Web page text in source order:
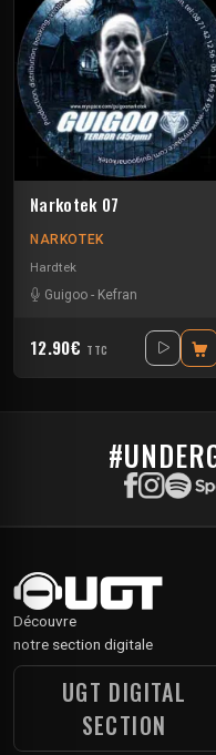
Narkotek 07
NARKOTEK
Hardtek
Guigoo - Kefran
12.90€ TTC
Découvre
notre section digitale
UGT DIGITAL
SECTION